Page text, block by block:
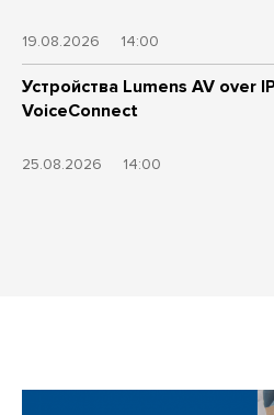
19.08.2026 14:00
Устройства Lumens AV over
VoiceConnect
25.08.2026 14:00